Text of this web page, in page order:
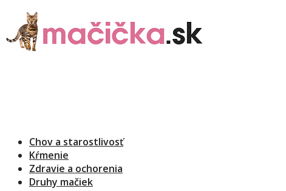
Chov a starostlivosť
Kŕmenie
Zdravie a ochorenia
Druhy mačiek